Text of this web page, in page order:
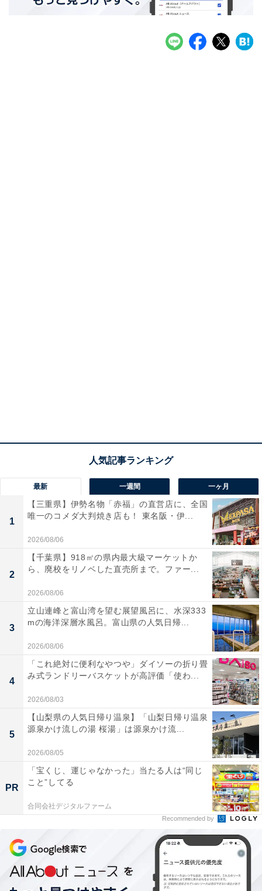
最新 一週間 一ヶ月
1
【三重県】伊勢名物「赤福」の直営店に、全国
唯一のコメダ大判焼き店も！ 東名阪・伊...
2026/08/06
2
【千葉県】918㎡の県内最大級マーケットか
ら、廃校をリノベした直売所まで。ファー...
2026/08/06
3
立山連峰と富山湾を望む展望風呂に、水深333
mの海洋深層水風呂。富山県の人気日帰...
2026/08/06
4
「これ絶対に便利なやつや」ダイソーの折り畳
み式ランドリーバスケットが高評価「使わ...
2026/08/03
5
【山梨県の人気日帰り温泉】「山梨日帰り温泉
源泉かけ流しの湯 桜湯」は源泉かけ流...
2026/08/05
PR
「宝くじ、運じゃなかった」当たる人は“同じ
こと”してる
合同会社デジタルファーム
Recommended by